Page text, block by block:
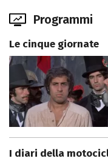
Programmi
Le cinque giornate
I diari della